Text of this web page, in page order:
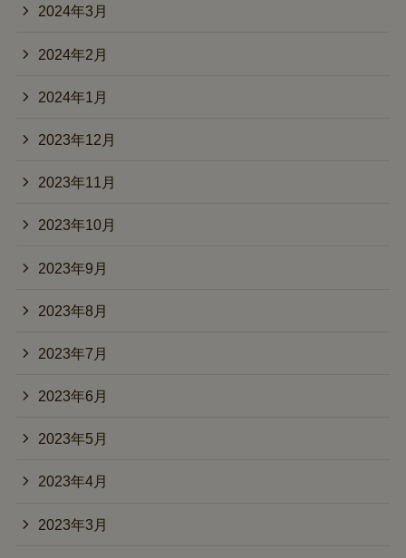
2024年3月
2024年2月
2024年1月
2023年12月
2023年11月
2023年10月
2023年9月
2023年8月
2023年7月
2023年6月
2023年5月
2023年4月
2023年3月